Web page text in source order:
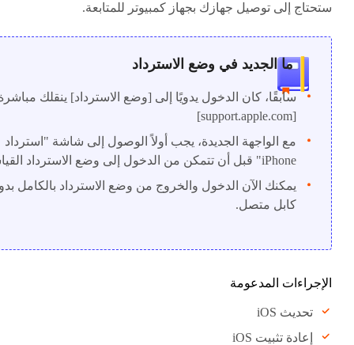
ستحتاج إلى توصيل جهازك بجهاز كمبيوتر للمتابعة.
ما الجديد في وضع الاسترداد
سابقًا، كان الدخول يدويًا إلى [وضع الاسترداد] ينقلك
[support.apple.com]
مع الواجهة الجديدة، يجب أولاً الوصول إلى شاشة "استرداد
iPhone" قبل أن تتمكن من الدخول إلى وضع الاسترداد القياسي.
يمكنك الآن الدخول والخروج من وضع الاسترداد بالكامل
كابل متصل.
الإجراءات المدعومة
تحديث iOS
إعادة تثبيت iOS